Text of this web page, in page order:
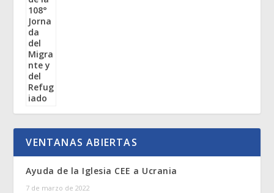
VENTANAS ABIERTAS
Ayuda de la Iglesia CEE a Ucrania
7 de marzo de 2022